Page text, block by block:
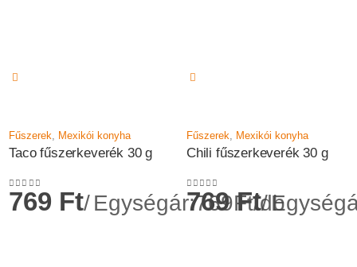
Fűszerek, Mexikói konyha
Taco fűszerkeverék 30 g
0az 5-ből
769 Ft Egységár:769Ft/db
Fűszerek, Mexikói konyha
Chili fűszerkeverék 30 g
0az 5-ből
769Ft